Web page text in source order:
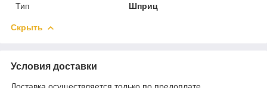
Тип
Шприц
Скрыть
Условия доставки
Доставка осуществляется только по предоплате.